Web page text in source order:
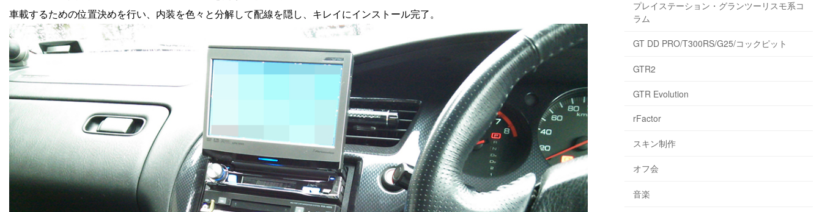
車載するための位置決めを行い、内装を色々と分解して配線を隠し、キレイにインストール完了。
プレイステーション・グランツーリスモ系コ
ラム
GT DD PRO/T300RS/G25/コックピット
GTR2
GTR Evolution
rFactor
スキン制作
オフ会
音楽